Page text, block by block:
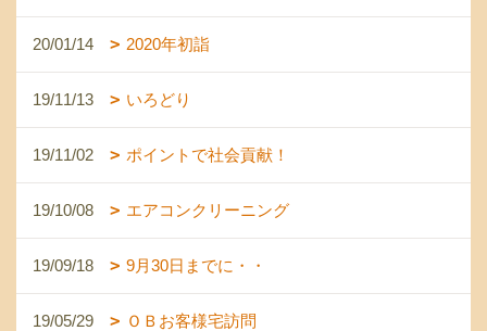
20/01/14 2020年初詣
19/11/13 いろどり
19/11/02 ポイントで社会貢献！
19/10/08 エアコンクリーニング
19/09/18 9月30日までに・・
19/05/29 ＯＢお客様宅訪問